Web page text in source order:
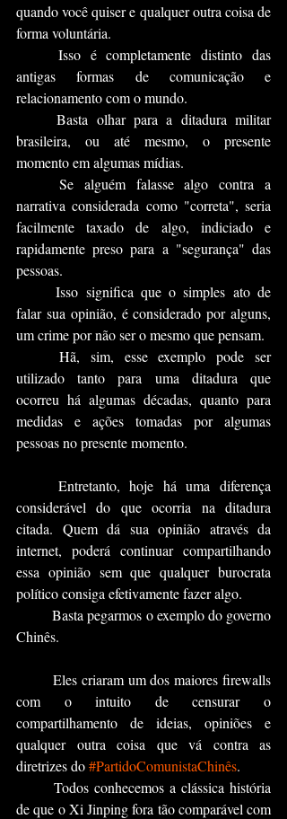
quando você quiser e qualquer outra coisa de
forma voluntária.
antigas formas de comunicação e
relacionamento com o mundo.
	Basta olhar para a ditadura militar
brasileira, ou até mesmo, o presente
momento em algumas mídias.
narrativa considerada como "correta", seria
facilmente taxado de algo, indiciado e
rapidamente preso para a "segurança" das
pessoas.
	Isso significa que o simples ato de
falar sua opinião, é considerado por alguns,
um crime por não ser o mesmo que pensam.
utilizado tanto para uma ditadura que
ocorreu há algumas décadas, quanto para
medidas e ações tomadas por algumas
pessoas no presente momento.
considerável do que ocorria na ditadura
citada. Quem dá sua opinião através da
internet, poderá continuar compartilhando
essa opinião sem que qualquer burocrata
político consiga efetivamente fazer algo.
	Basta pegarmos o exemplo do governo
Chinês.
com o intuito de censurar o
compartilhamento de ideias, opiniões e
qualquer outra coisa que vá contra as
diretrizes do #PartidoComunistaChinês.
de que o Xi Jinping fora tão comparável com